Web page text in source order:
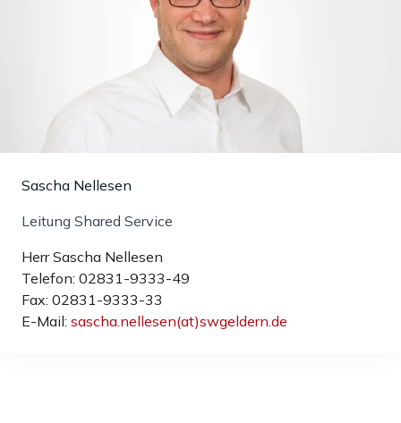
Sascha Nellesen
Leitung Shared Service
Herr Sascha Nellesen
Telefon: 02831-9333-49
Fax: 02831-9333-33
E-Mail: sascha.nellesen(at)swgeldern.de